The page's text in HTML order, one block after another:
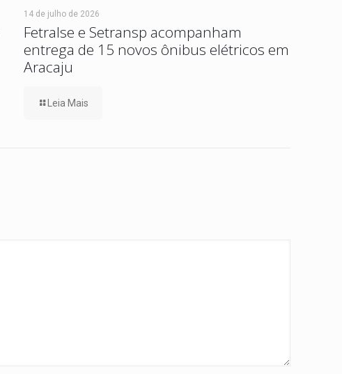
14 de julho de 2026
Fetralse e Setransp acompanham
entrega de 15 novos ônibus elétricos em
Aracaju
Leia Mais